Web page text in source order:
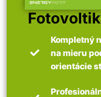
Kompletný
na mieru
orientácie